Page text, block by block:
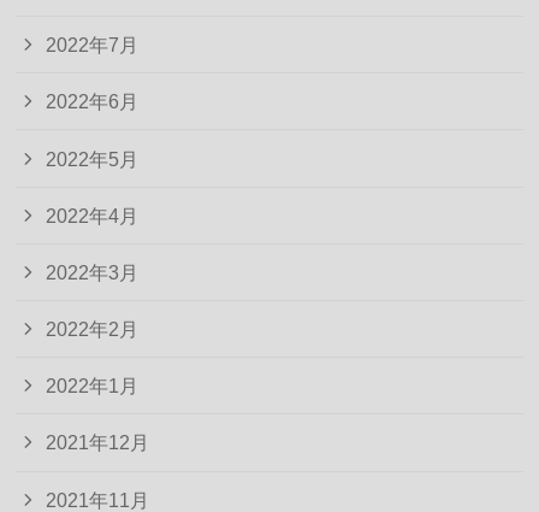
2022年7月
2022年6月
2022年5月
2022年4月
2022年3月
2022年2月
2022年1月
2021年12月
2021年11月